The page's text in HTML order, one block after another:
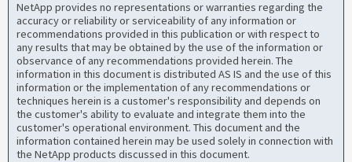
NetApp provides no representations or warranties regarding the
accuracy or reliability or serviceability of any information or
recommendations provided in this publication or with respect to
any results that may be obtained by the use of the information or
observance of any recommendations provided herein. The
information in this document is distributed AS IS and the use of this
information or the implementation of any recommendations or
techniques herein is a customer's responsibility and depends on
the customer's ability to evaluate and integrate them into the
customer's operational environment. This document and the
information contained herein may be used solely in connection with
the NetApp products discussed in this document.